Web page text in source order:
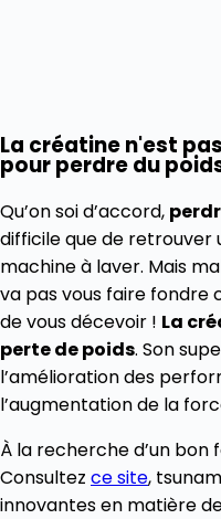
La créatine n'est
pour perdre du
Qu’on soi d’accord,
difficile que de retrouver
machine à laver. Mais
va pas vous faire fondre
de vous décevoir ! La
perte de poids. Son
l’amélioration des
l’augmentation de la
À la recherche d’un bon
Consultez ce site,
innovantes en matière